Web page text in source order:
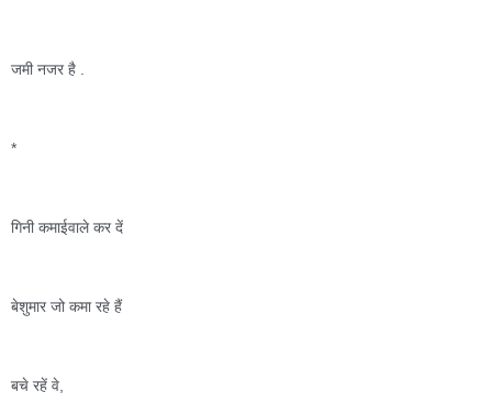
जमी नजर है .
*
गिनी कमाईवाले कर दें
बेशुमार जो कमा रहे हैं
बचे रहें वे,